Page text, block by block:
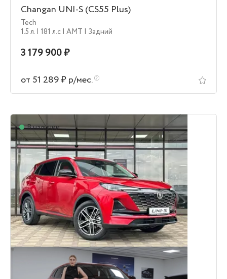
Changan UNI-S (CS55 Plus)
Tech
1.5 л. | 181 л.c | AMT | Задний
3 179 900 ₽
от 51 289 ₽ р/мес.
В наличии